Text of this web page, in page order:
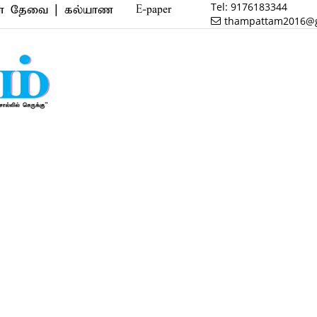
| கல்யாண வரன் | மருத்துவம் | வணிகம் | பைனான்ஸ் |
E-paper Tel: 9176183344